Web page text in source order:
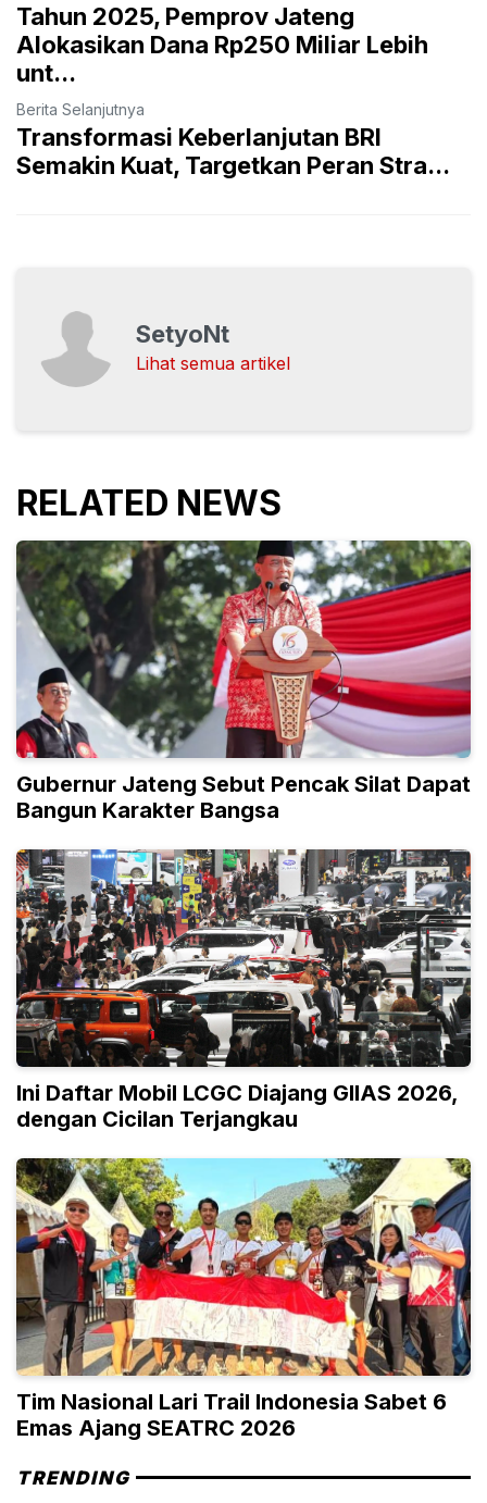
Tahun 2025, Pemprov Jateng
Alokasikan Dana Rp250 Miliar Lebih
unt...
Berita Selanjutnya
Transformasi Keberlanjutan BRI
Semakin Kuat, Targetkan Peran Stra...
SetyoNt
Lihat semua artikel
RELATED NEWS
Gubernur Jateng Sebut Pencak Silat Dapat
Bangun Karakter Bangsa
Ini Daftar Mobil LCGC Diajang GIIAS 2026,
dengan Cicilan Terjangkau
Tim Nasional Lari Trail Indonesia Sabet 6
Emas Ajang SEATRC 2026
TRENDING